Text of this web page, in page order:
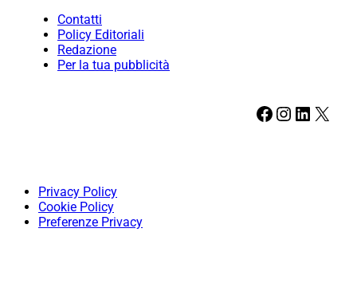
Contatti
Policy Editoriali
Redazione
Per la tua pubblicità
Facebook Instagram LinkedIn X
Privacy Policy
Cookie Policy
Preferenze Privacy